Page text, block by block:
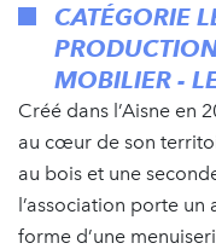
CATÉGORIE
MOBILIER -
Créé dans l’Aisne en
au cœur de son
au bois et une
l’association porte un
forme d’une